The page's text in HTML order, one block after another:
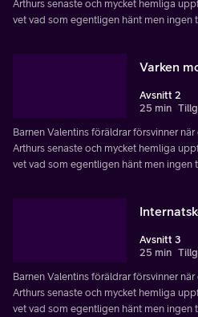
Arthurs senaste och mycket hemliga
vet vad som egentligen hänt men ingen
Varken
Avsnitt 2
25 min
Barnen Valentins föräldrar försvinner
Arthurs senaste och mycket hemliga
vet vad som egentligen hänt men ingen
Avsnitt 3
25 min
Barnen Valentins föräldrar försvinner
Arthurs senaste och mycket hemliga
vet vad som egentligen hänt men ingen